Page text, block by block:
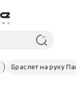
Браслет на руку